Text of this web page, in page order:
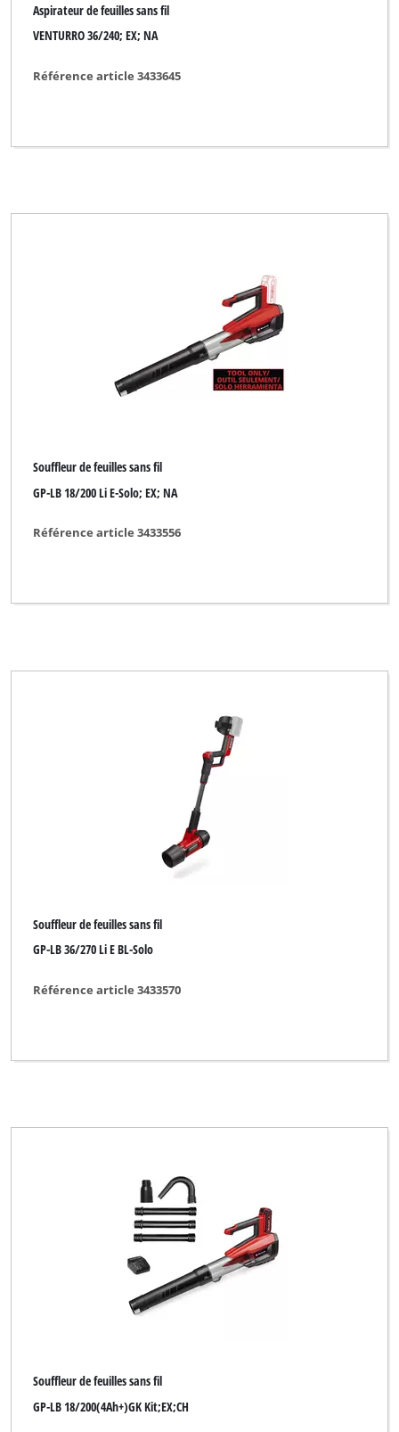
Aspirateur de feuilles sans fil
VENTURRO 36/240; EX; NA
Référence article 3433645
Souffleur de feuilles sans fil
GP-LB 18/200 Li E-Solo; EX; NA
Référence article 3433556
Souffleur de feuilles sans fil
GP-LB 36/270 Li E BL-Solo
Référence article 3433570
Souffleur de feuilles sans fil
GP-LB 18/200(4Ah+)GK Kit;EX;CH